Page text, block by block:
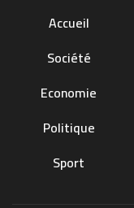
Accueil
Société
Economie
Politique
Sport